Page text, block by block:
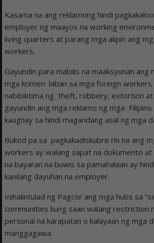
Kasama na ang reklamong hindi
employer ng maayos na working
living quarters at parang mga alipin ang
workers.
Gayundin para mabilis na maaksyunan ang
mga krimen laban sa mga foreign workers
nabibiktima ng theft, robbery, extortion at
gayundin ang mga reklamo ng mga
kaugnay sa hindi magandang asal ng mga
Bukod pa sa pagkakadiskubre rin na ang
workers ay walang sapat na dokumento
na bayaran na buwis sa pamahalaan ay
kanilang dayuhan na employer.
Inihalintulad ng Pagcor ang mga hubs sa
communities kung saan walang restriction
personal na karapatan o kalayaan ng mga
manggagawa.